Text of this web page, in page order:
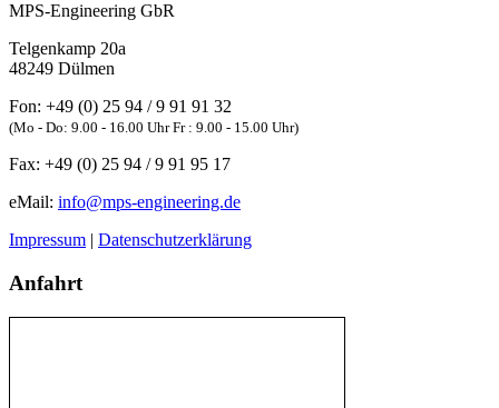
MPS-Engineering GbR
Telgenkamp 20a
48249 Dülmen
Fon: +49 (0) 25 94 / 9 91 91 32
(Mo - Do: 9.00 - 16.00 Uhr Fr : 9.00 - 15.00 Uhr)
Fax: +49 (0) 25 94 / 9 91 95 17
eMail: info@mps-engineering.de
Impressum | Datenschutzerklärung
Anfahrt